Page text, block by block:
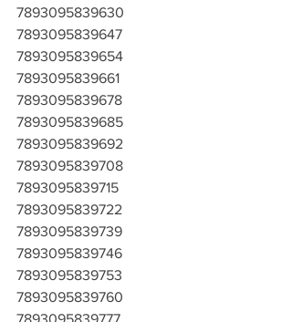
7893095839630
7893095839647
7893095839654
7893095839661
7893095839678
7893095839685
7893095839692
7893095839708
7893095839715
7893095839722
7893095839739
7893095839746
7893095839753
7893095839760